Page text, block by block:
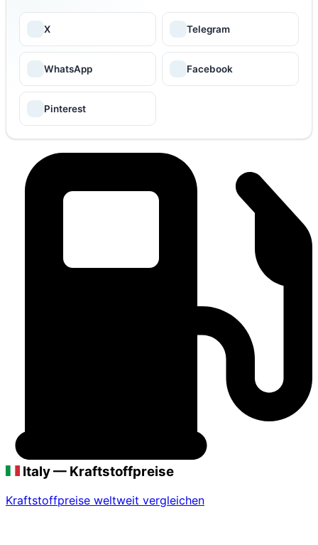
X Telegram
WhatsApp Facebook
Pinterest
Italy — Kraftstoffpreise
Kraftstoffpreise weltweit vergleichen